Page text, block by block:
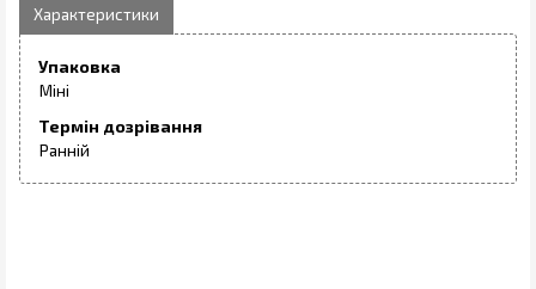
Упаковка
Міні
Термін дозрівання
Ранній